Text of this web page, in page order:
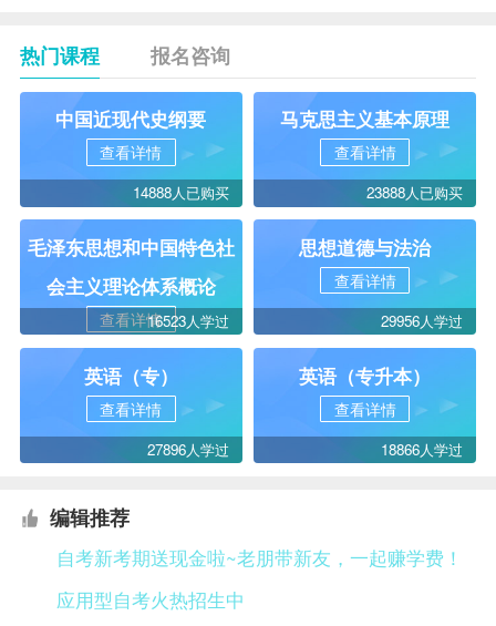
热门课程 报名咨询
中国近现代史纲要
查看详情
14888人已购买
马克思主义基本原理
查看详情
23888人已购买
毛泽东思想和中国特色社
会主义理论体系概论
查看详情16523人学过
思想道德与法治
查看详情
29956人学过
英语（专）
查看详情
27896人学过
英语（专升本）
查看详情
18866人学过
编辑推荐
自考新考期送现金啦~老朋带新友，一起赚学费！
应用型自考火热招生中